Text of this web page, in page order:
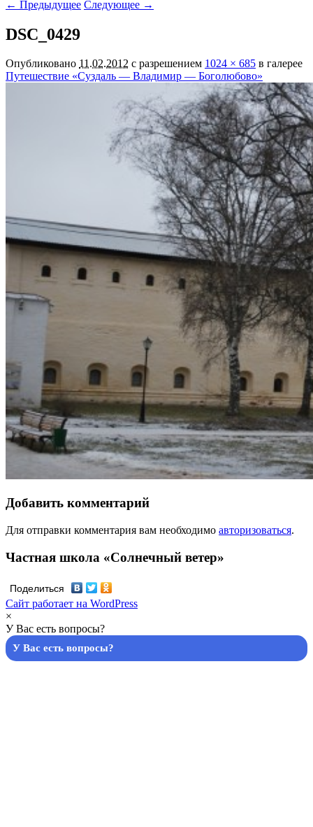
← Предыдущее Следующее →
DSC_0429
Опубликовано 11.02.2012 с разрешением 1024 × 685 в галерее
Путешествие «Суздаль — Владимир — Боголюбово»
Добавить комментарий
Для отправки комментария вам необходимо авторизоваться.
Частная школа «Солнечный ветер»
Поделиться
Сайт работает на WordPress
×
У Вас есть вопросы?
У Вас есть вопросы?